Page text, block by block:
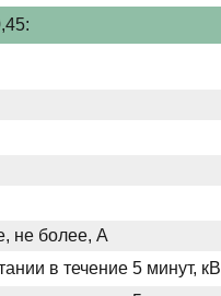
не более, А
в течение 5 минут, кВ